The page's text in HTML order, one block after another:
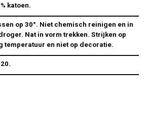
katoen.
op 30°. Niet chemisch reinigen en in
Nat in vorm trekken. Strijken op
temperatuur en niet op decoratie.